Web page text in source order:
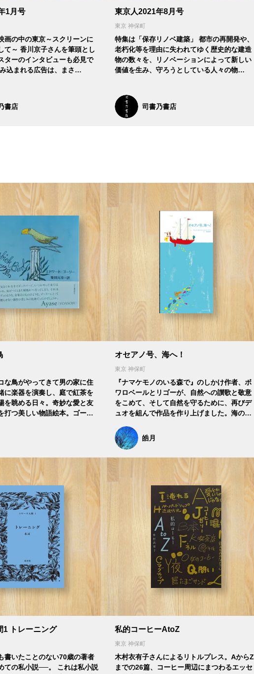
1月号
画の中の東京～スクリーンに
て～ 香川京子さんを筆頭とし
ターのインタビューも必見で
込まれる広告は、まさ…
書店
東京人2021年8月号
東京 神保町
特集は「保存リノベ建築」 都市の再開発や、
老朽化等を理由に失われてゆく歴史的な建造
物の数々を、リノベーションによって新しい
価値を生み、守ろうとしている人々の物…
司書乃書店
な鳥がやってきて男の家に住
に楽器を演奏し、庭で紅茶を
を眺める日々。奇妙な愛と友
打つ美しい物語絵本。ゴー…
オセアノ号、海へ！
東京 神保町
『ナマケモノのいる森で』のしかけ作者、ボ
ワロベールとリゴーが、自然への讃歌と敬意
をこめて、そして自然を守るために、再びデ
ュオを組んで作品を作り上げました。海の…
皓月
1 トレーニング
書いたことのない70歳の著者
ての私小説──。 これは私小説
私的コーヒーAtoZ
東京 神保町
木村衣有子さんによるリトルプレス。AからZ
までの26篇、コーヒー周辺にまつわるエッセ